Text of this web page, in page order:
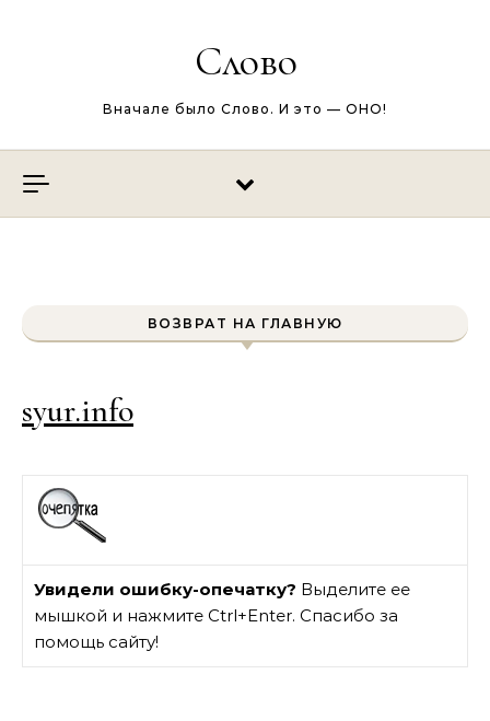
Слово
Вначале было Слово. И это — ОНО!
ВОЗВРАТ НА ГЛАВНУЮ
syur.info
Увидели ошибку-опечатку? Выделите ее
мышкой и нажмите Ctrl+Enter. Спасибо за
помощь сайту!